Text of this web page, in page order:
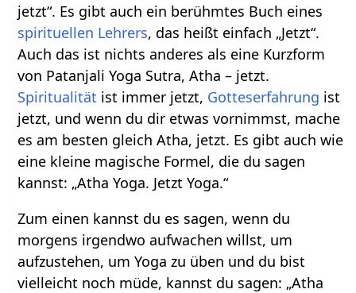
jetzt“. Es gibt auch ein berühmtes Buch eines
spirituellen Lehrers, das heißt einfach „Jetzt“.
Auch das ist nichts anderes als eine Kurzform
von Patanjali Yoga Sutra, Atha – jetzt.
Spiritualität ist immer jetzt, Gotteserfahrung ist
jetzt, und wenn du dir etwas vornimmst, mache
es am besten gleich Atha, jetzt. Es gibt auch wie
eine kleine magische Formel, die du sagen
kannst: „Atha Yoga. Jetzt Yoga.“
Zum einen kannst du es sagen, wenn du
morgens irgendwo aufwachen willst, um
aufzustehen, um Yoga zu üben und du bist
vielleicht noch müde, kannst du sagen: „Atha